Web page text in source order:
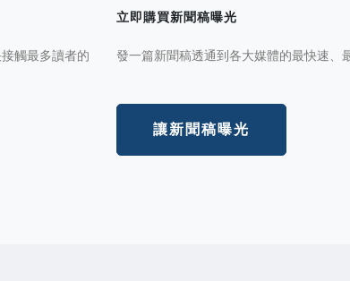
觸最多讀者的
立即購買新聞稿曝光
發一篇新聞稿透通到各大媒體的最快速、
讓新聞稿曝光